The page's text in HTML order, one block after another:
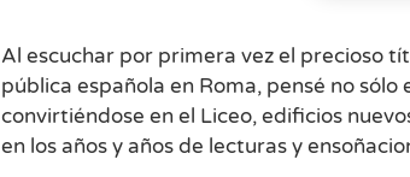
Al escuchar por primera vez el precioso
pública española en Roma, pensé no
convirtiéndose en el Liceo, edificios
en los años y años de lecturas y